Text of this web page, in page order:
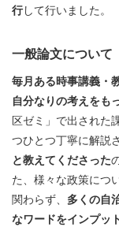
行して行いました。
一般論文について
毎月ある時事講義・
自分なりの考えをも
区ゼミ」で出された
つひとつ丁寧に解説さ
と教えてくださった
た、様々な政策につ
関わらず、 多くの自
なワードをインプッ